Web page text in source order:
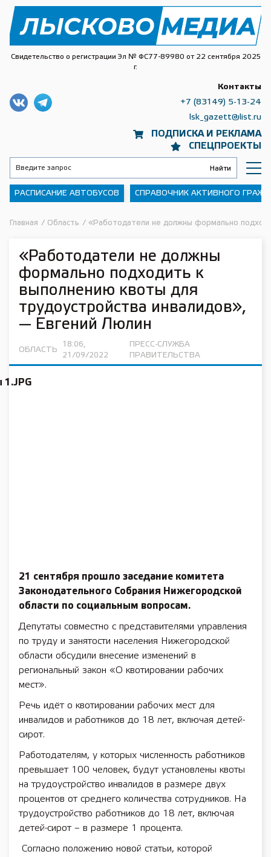
Свидетельство о регистрации Эл № ФС77-89980 от 22 сентября 2025
г.
ПОДПИСКА И РЕКЛАМА
СПЕЦПРОЕКТЫ
Контакты
+7 (83149) 5-13-24
lsk_gazett@list.ru
РАСПИСАНИЕ АВТОБУСОВ СПРАВОЧНИК АКТИВНОГО
Главная / Область / «Работодатели не должны формально
«Работодатели не должны
формально подходить к
выполнению квоты для
трудоустройства инвалидов»,
— Евгений Люлин
ОБЛАСТЬ
18:06,
21/09/2022
ПРЕСС-СЛУЖБА
ПРАВИТЕЛЬСТВА
21 сентября прошло заседание комитета
Законодательного Собрания Нижегородской
области по социальным вопросам.
Депутаты совместно с представителями управления
по труду и занятости населения Нижегородской
области обсудили внесение изменений в
региональный закон «О квотировании рабочих
мест».
Речь идёт о квотировании рабочих мест для
инвалидов и работников до 18 лет, включая детей-
сирот.
Работодателям, у которых численность работников
превышает 100 человек, будут установлены квоты
на трудоустройство инвалидов в размере двух
процентов от среднего количества сотрудников. На
трудоустройство работников до 18 лет, включая
детей-сирот – в размере 1 процента.
Согласно положению новой статьи, которой